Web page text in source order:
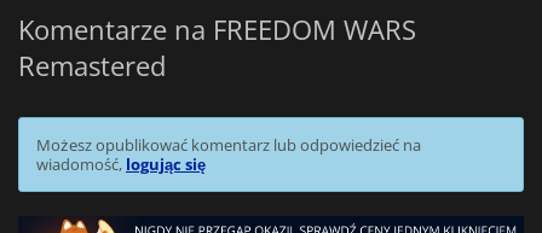
Komentarze na FREEDOM WARS
Remastered
Możesz opublikować komentarz lub odpowiedzieć na
wiadomość, logując się